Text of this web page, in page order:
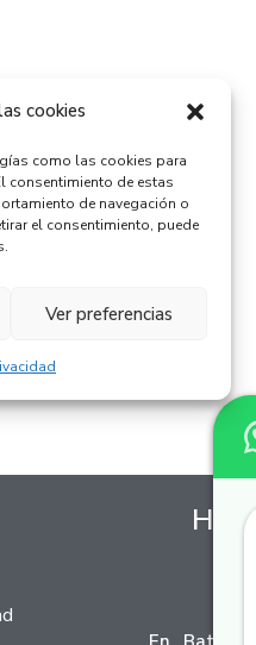
cookies
como las cookies para
consentimiento de estas
de navegación o
el consentimiento, puede
Ver preferencias